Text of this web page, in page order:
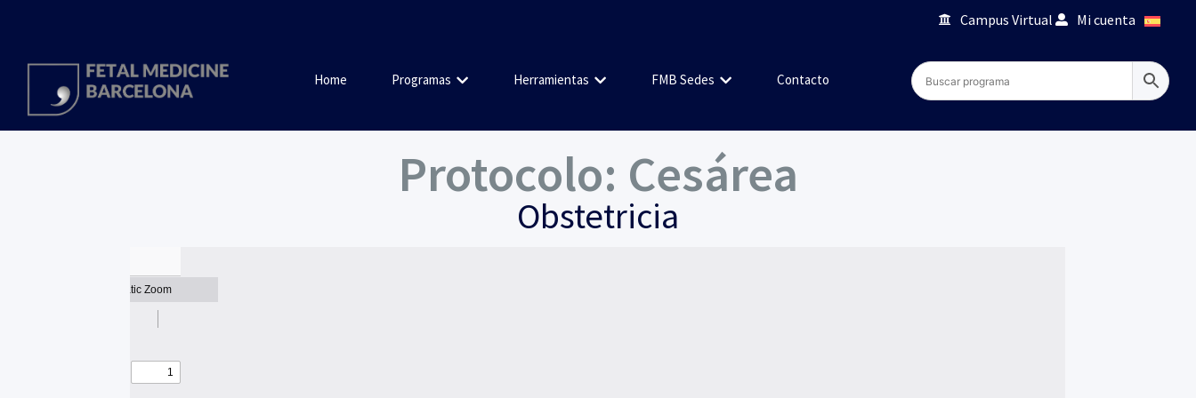
Campus Virtual Mi cuenta
Home Programas Herramientas FMB Sedes Contacto
Protocolo: Cesárea
Obstetricia